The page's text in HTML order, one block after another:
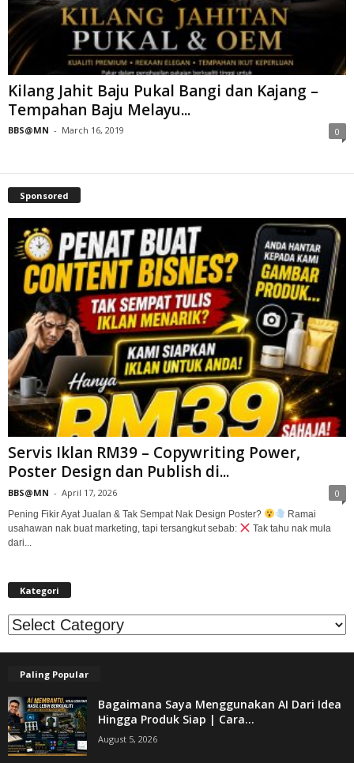
Kilang Jahit Baju Pukal Bangi dan Kajang –
Tempahan Baju Melayu...
BBS@MN - March 16, 2019 0
Sponsored
Servis Iklan RM39 – Copywriting Power,
Poster Design dan Publish di...
BBS@MN - April 17, 2026 0
Pening Fikir Ayat Jualan & Tak Sempat Nak Design Poster?
Ramai
usahawan nak buat marketing, tapi tersangkut sebab:
Tak tahu nak mula
dari...
Kategori
Kategori
Paling Popular
Bagaimana Saya Menggunakan AI Dari Idea
Hingga Produk Siap | Cara...
August 5, 2026